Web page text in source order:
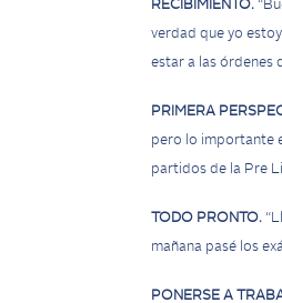
RECIBIMIENTO.
verdad que yo
estar a las órdenes
PRIMERA
pero lo importante
partidos de la Pre
TODO PRONTO.
mañana pasé los
PONERSE A